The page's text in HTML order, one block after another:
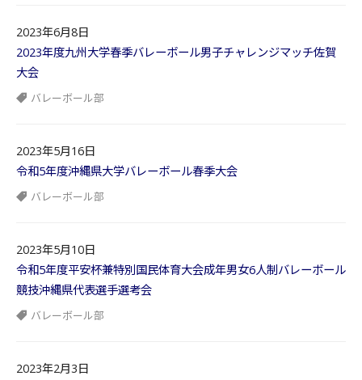
2023年6月8日
2023年度九州大学春季バレーボール男子チャレンジマッチ佐賀
大会
バレーボール部
2023年5月16日
令和5年度沖縄県大学バレーボール春季大会
バレーボール部
2023年5月10日
令和5年度平安杯兼特別国民体育大会成年男女6人制バレーボール
競技沖縄県代表選手選考会
バレーボール部
2023年2月3日